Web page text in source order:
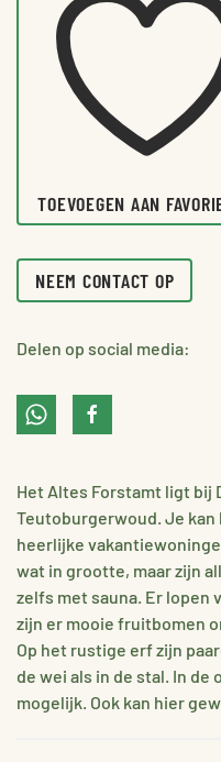
TOEVOEGEN AAN
NEEM CONTACT OP
Delen op social media:
Het Altes Forstamt ligt bij
Teutoburgerwoud. Je kan
heerlijke
wat in grootte, maar zijn
zelfs met sauna. Er lopen
zijn er mooie fruitbomen
Op het rustige erf zijn
de wei als in de stal. In
mogelijk. Ook kan hier